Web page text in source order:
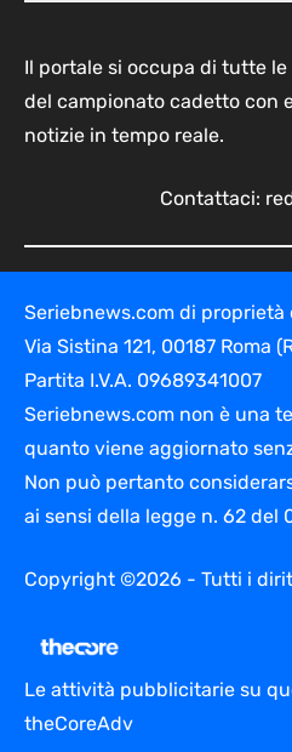
Il portale si occupa di tutte
del campionato cadetto con
notizie in tempo reale.
Contattaci:
Seriebnews.com di proprietà
Via Sistina 121, 00187 Roma
Partita I.V.A. 09689341007
Seriebnews.com non è una
quanto viene aggiornato
Non può pertanto
ai sensi della legge n. 62 del
Copyright ©2026 - Tutti i
Le attività pubblicitarie su
theCoreAdv